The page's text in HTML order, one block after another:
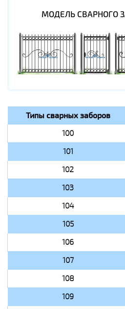
МОДЕЛЬ СВАРНОГО
Типы сварных заборов
100
101
102
103
104
105
106
107
108
109